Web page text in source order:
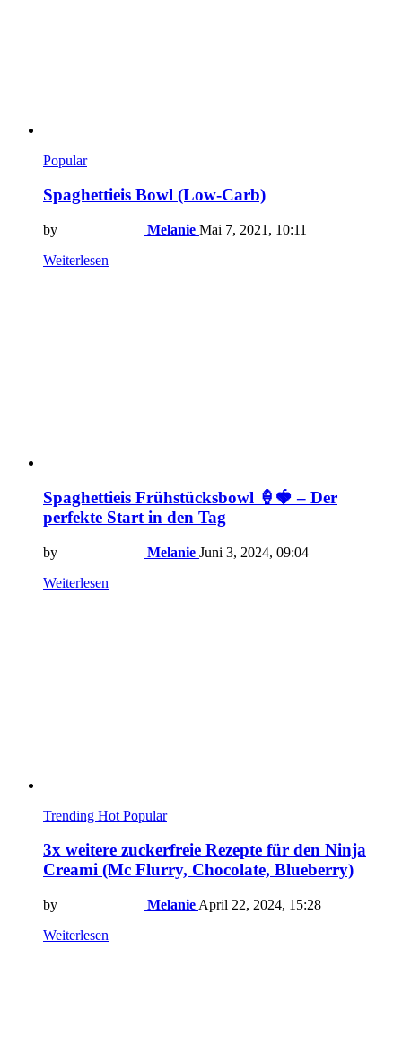
Popular
Spaghettieis Bowl (Low-Carb)
by Melanie Mai 7, 2021, 10:11
Weiterlesen
Spaghettieis Frühstücksbowl 🍦🍓 – Der
perfekte Start in den Tag
by Melanie Juni 3, 2024, 09:04
Weiterlesen
Trending Hot Popular
3x weitere zuckerfreie Rezepte für den Ninja
Creami (Mc Flurry, Chocolate, Blueberry)
by Melanie April 22, 2024, 15:28
Weiterlesen